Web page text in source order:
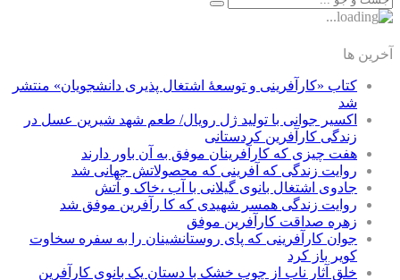
آخرین ها
کتاب «کارآفرینی و توسعۀ اشتغال پذیری دانشجویان» منتشر
شد
اکسیر جوانی با تولید ژل رویال/ طعم شهد شیرین عسل‌ در
زندگی کارآفرین کردستانی
هفت چیزی که کارآفرینان موفق به آن باور دارند
روایت زندگی که آفرینی که محصولاتش جهانی شد
جادوی اشتغال بانوی گیلانی با آب ،خاک و آتش
روایت زندگی همسر شهیدی که کا رآفرین موفق شد
زهره صداقت کارآفرین موفق
جوان کارآفرینی که پای روستانشینان را به سفره سخاوت
کویر باز کرد
خلق آثار ناب از چوب خشک با دستان یک بانوی کارآفرین